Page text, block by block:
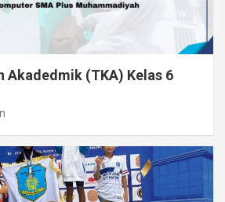
Akadedmik (TKA) Kelas 6